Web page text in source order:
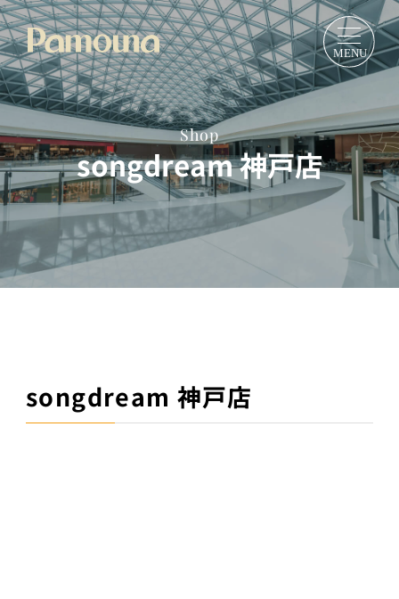
Shop
songdream 神戸店
songdream 神戸店